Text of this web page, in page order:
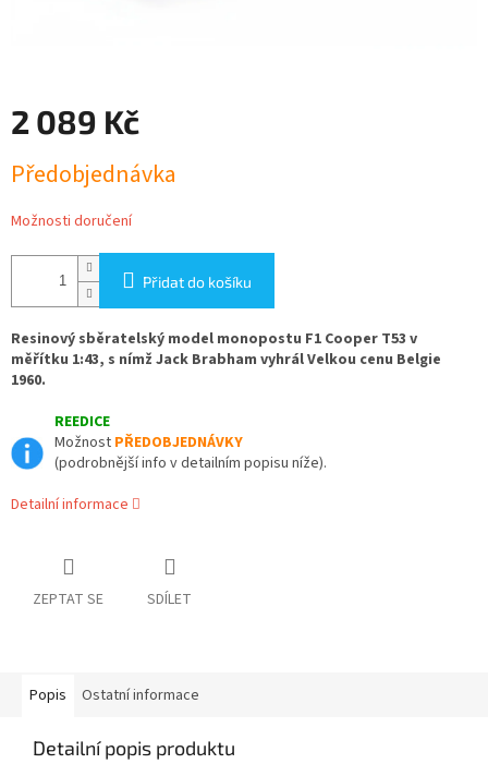
2 089 Kč
cena:
Předobjednávka
Možnosti doručení
Přidat do košíku
Resinový sběratelský model monopostu F1 Cooper T53 v
měřítku 1:43, s nímž Jack Brabham vyhrál Velkou cenu Belgie
1960.
REEDICE
Možnost PŘEDOBJEDNÁVKY
(podrobnější info v detailním popisu níže).
Detailní informace
ZEPTAT SE SDÍLET
Popis Ostatní informace
Detailní popis produktu